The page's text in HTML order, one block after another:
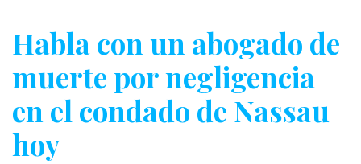
Habla con un abogado de
muerte por negligencia
en el condado de Nassau
hoy